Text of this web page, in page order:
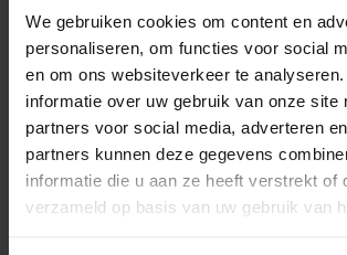
We gebruiken cookies om content en
personaliseren, om functies voor social
en om ons websiteverkeer te
informatie over uw gebruik van onze site
partners voor social media, adverteren
partners kunnen deze gegevens
informatie die u aan ze heeft verstrekt of
verzameld op basis van uw gebruik van